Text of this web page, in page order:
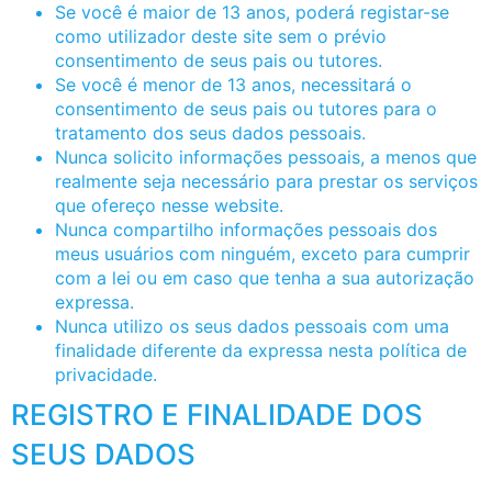
Se você é maior de 13 anos, poderá registar-se
como utilizador deste site sem o prévio
consentimento de seus pais ou tutores.
Se você é menor de 13 anos, necessitará o
consentimento de seus pais ou tutores para o
tratamento dos seus dados pessoais.
Nunca solicito informações pessoais, a menos que
realmente seja necessário para prestar os serviços
que ofereço nesse website.
Nunca compartilho informações pessoais dos
meus usuários com ninguém, exceto para cumprir
com a lei ou em caso que tenha a sua autorização
expressa.
Nunca utilizo os seus dados pessoais com uma
finalidade diferente da expressa nesta política de
privacidade.
REGISTRO E FINALIDADE DOS
SEUS DADOS